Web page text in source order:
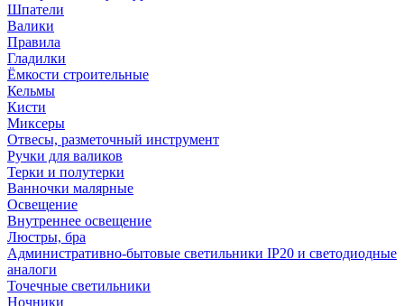
Шпатели
Валики
Правила
Гладилки
Ёмкости строительные
Кельмы
Кисти
Миксеры
Отвесы, разметочный инструмент
Ручки для валиков
Терки и полутерки
Ванночки малярные
Освещение
Внутреннее освещение
Люстры, бра
Административно-бытовые светильники IP20 и светодиодные
аналоги
Точечные светильники
Ночники